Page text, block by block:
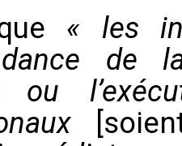
« les
de
ou